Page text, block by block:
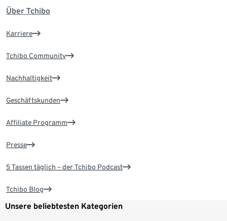
Über Tchibo
Karriere
Tchibo Community
Nachhaltigkeit
Geschäftskunden
Affiliate Programm
Presse
5 Tassen täglich – der Tchibo Podcast
Tchibo Blog
Unsere beliebtesten Kategorien